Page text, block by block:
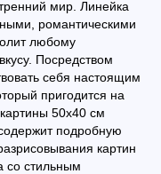
мир. Линейка
романтическими
любому
Посредством
себя настоящим
пригодится на
50х40 см
подробную
картин
со стильным